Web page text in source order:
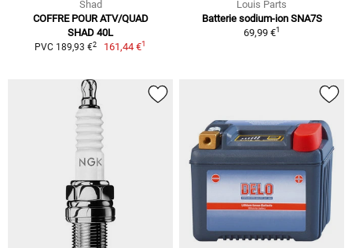
Shad
COFFRE POUR ATV/QUAD
SHAD 40L
PVC 189,93 €2 161,44 €1
Louis Parts
Batterie sodium-ion SNA7S
69,99 €1